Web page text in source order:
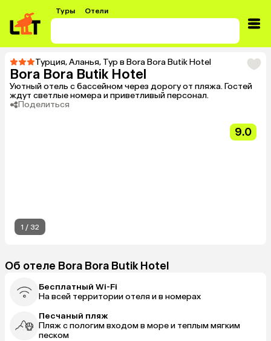
Туры Отели
Турция,Аланья, Тур в Bora Bora Butik Hotel
Bora Bora Butik Hotel
Уютный отель с бассейном через дорогу от пляжа. Гостей
ждут светлые номера и приветливый персонал.
Поделиться
9.0
1 / 32
Об отеле Bora Bora Butik Hotel
Бесплатный Wi-Fi
На всей территории отеля и в номерах
Песчаный пляж
Пляж с пологим входом в море и теплым мягким
песком